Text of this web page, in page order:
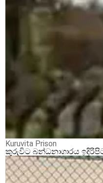
Kuruvita Prison
කුරුවිට බන්ධනාගාරය